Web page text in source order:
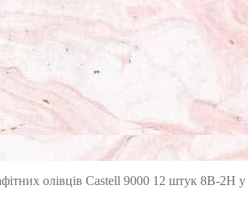
олівців Castell 9000 12 штук 8B-2H